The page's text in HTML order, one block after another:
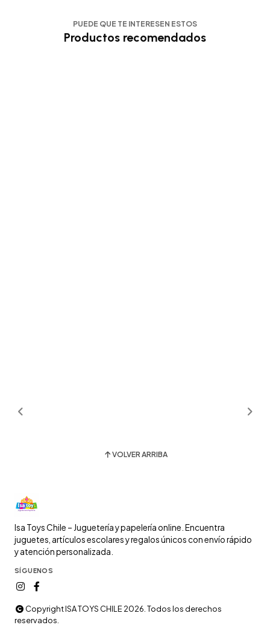
PUEDE QUE TE INTERESEN ESTOS
Productos recomendados
VOLVER ARRIBA
Isa Toys Chile – Juguetería y papelería online. Encuentra
juguetes, artículos escolares y regalos únicos con envío rápido
y atención personalizada.
SÍGUENOS
Copyright ISA TOYS CHILE 2026. Todos los derechos
reservados.